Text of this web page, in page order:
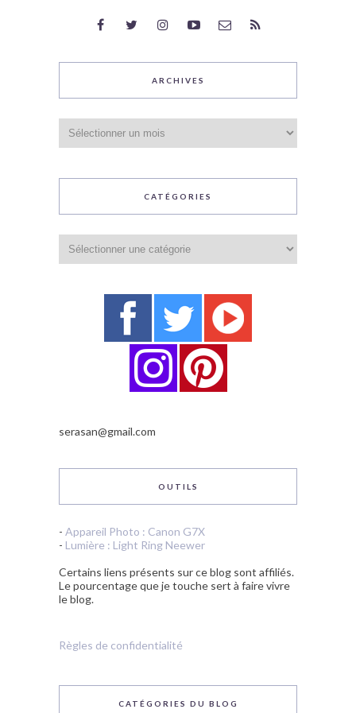
ARCHIVES
CATÉGORIES
serasan@gmail.com
OUTILS
- Appareil Photo : Canon G7X
- Lumière : Light Ring Neewer
Certains liens présents sur ce blog sont affiliés.
Le pourcentage que je touche sert à faire vivre
le blog.
Règles de confidentialité
CATÉGORIES DU BLOG